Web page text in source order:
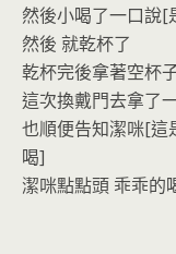
然後小喝了一口說[
然後 就乾杯了
乾杯完後拿著空杯
這次換戴門去拿了
也順便告知潔咪[這
喝]
潔咪點點頭 乖乖的